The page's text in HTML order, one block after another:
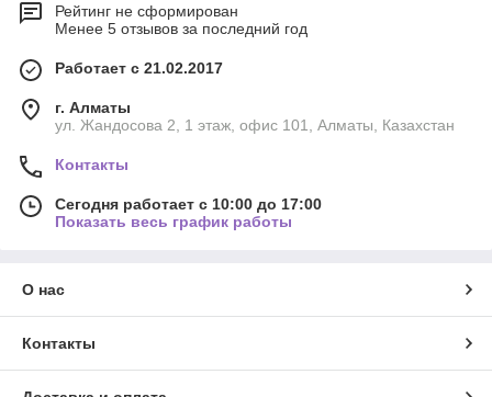
Рейтинг не сформирован
Менее 5 отзывов за последний год
Работает с 21.02.2017
г. Алматы
ул. Жандосова 2, 1 этаж, офис 101, Алматы, Казахстан
Контакты
Сегодня работает с 10:00 до 17:00
Показать весь график работы
О нас
Контакты